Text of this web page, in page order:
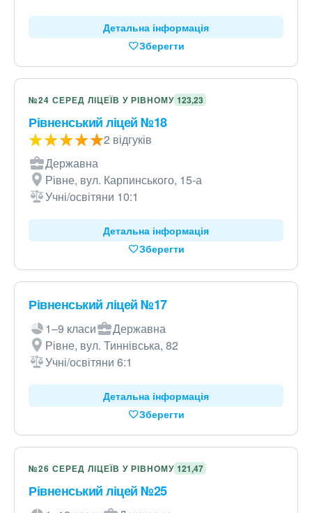
Детальна інформація
Зберегти
№24 СЕРЕД ЛІЦЕЇВ У РІВНОМУ 123,23
Рівненський ліцей №18
2 відгуків
Державна
Рівне, вул. Карпинського, 15-а
Учні/освітяни 10:1
Детальна інформація
Зберегти
Рівненський ліцей №17
1–9 класи
Державна
Рівне, вул. Тиннівська, 82
Учні/освітяни 6:1
Детальна інформація
Зберегти
№26 СЕРЕД ЛІЦЕЇВ У РІВНОМУ 121,47
Рівненський ліцей №25